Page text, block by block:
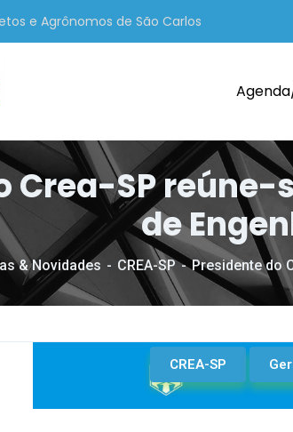
e Agrônomos de São Carlos
Crea-SP
de
& Novidades CREA-SP Presidente do
CREA-SP